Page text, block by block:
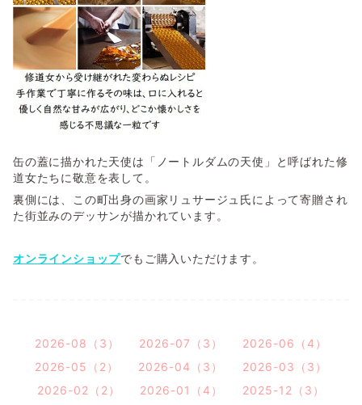
缶の蓋に描かれた天使は「ノートルダムの天使」と呼ばれた修
道女たちに敬意を表して。
裏側には、この町出身の画家リュサージュ氏によって寄贈され
た街並みのデッサンが描かれています。
オンラインショップでもご購入いただけます。
2026-08（3） 2026-07（3）
2026-06（4）
2026-05（2）
2026-04（3）
2026-03（3）
2026-02（2）
2026-01（4）
2025-12（3）